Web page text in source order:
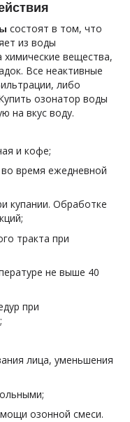
состоят в том, что
из воды
вещества,
Все неактивные
либо
озонатор воды
на вкус воду.
и кофе;
время ежедневной
купании. Обработке
тракта при
не выше 40
при
лица, уменьшения
озонной смеси.